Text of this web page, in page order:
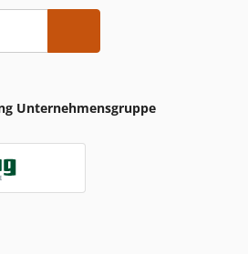
Unternehmensgruppe